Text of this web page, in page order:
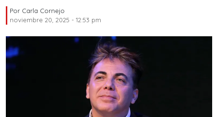
Por Carla Cornejo
noviembre 20, 2025 - 12:53 pm